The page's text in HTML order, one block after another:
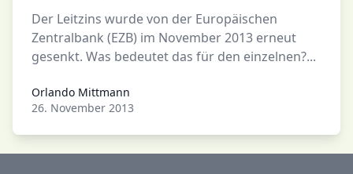
Der Leitzins wurde von der Europäischen
Zentralbank (EZB) im November 2013 erneut
gesenkt. Was bedeutet das für den einzelnen?...
Orlando Mittmann
Orlando Mittmann
26. November 2013